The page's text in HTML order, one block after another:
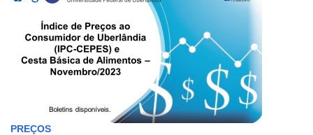
PREÇOS